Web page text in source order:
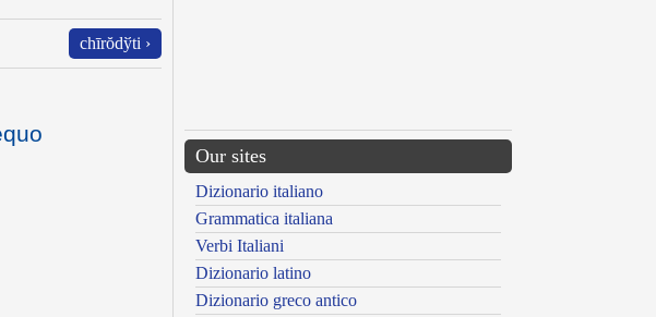
chīrŏdўti ›
Our sites
Dizionario italiano
Grammatica italiana
Verbi Italiani
Dizionario latino
Dizionario greco antico